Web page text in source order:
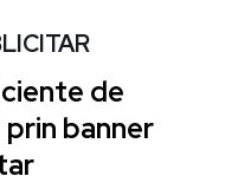
de
banner